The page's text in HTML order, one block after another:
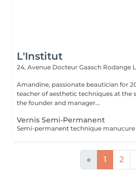
L'Institut
24, Avenue Docteur Gaasch Rodange
Amandine, passionate beautician for 20
teacher of aesthetic techniques at the
the founder and manager...
Vernis Semi-Permanent
« 1 2